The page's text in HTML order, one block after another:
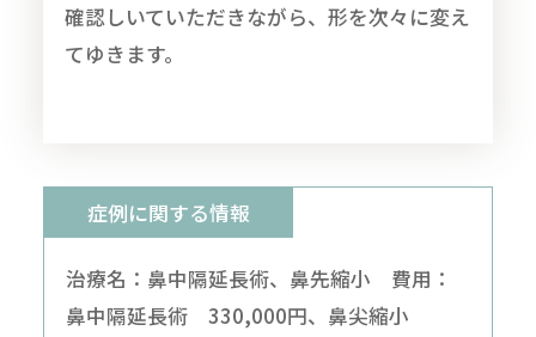
確認しいていただきながら、形を次々に変え
てゆきます。
症例に関する情報
治療名：鼻中隔延長術、鼻先縮小 費用：
鼻中隔延長術 330,000円、鼻尖縮小